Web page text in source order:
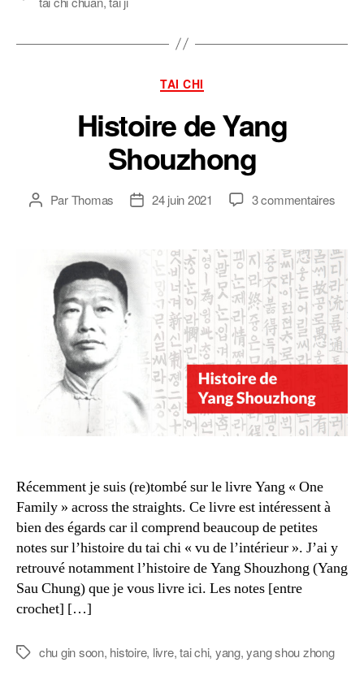
Catégories
TAI CHI
Histoire de Yang
Shouzhong
Auteur
ParThomas
Date24 juin 2021 3 commentairessur
Yang
Récemment je suis (re)tombé sur le livre Yang « One
Family » across the straights. Ce livre est intéressent à
bien des égards car il comprend beaucoup de petites
notes sur l’histoire du tai chi « vu de l’intérieur ». J’ai y
retrouvé notamment l’histoire de Yang Shouzhong (Yang
Sau Chung) que je vous livre ici. Les notes [entre
crochet] […]
Étiquettes
chu gin soon, histoire, livre,tai chi, yang,yang shou zhong